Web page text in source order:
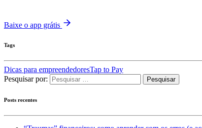
Baixe o app grátis
Tags
Dicas para empreendedoresTap to Pay
Pesquisar por:
Posts recentes